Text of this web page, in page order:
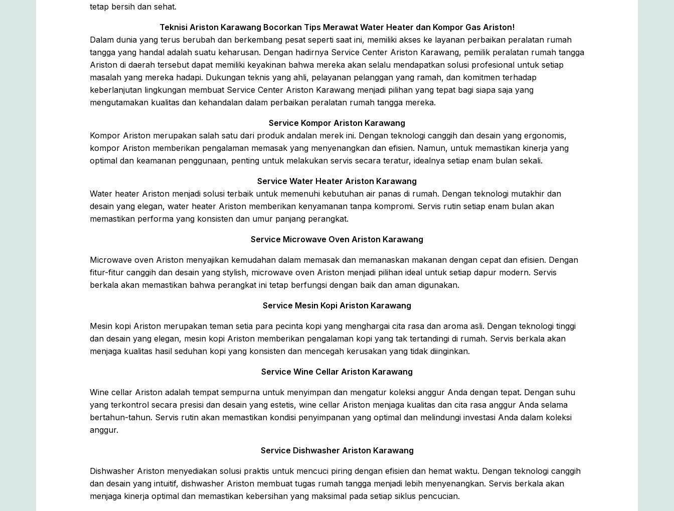
tetap bersih dan sehat.
Teknisi Ariston Karawang Bocorkan Tips Merawat Water Heater dan Kompor Gas Ariston!
Dalam dunia yang terus berubah dan berkembang pesat seperti saat ini, memiliki akses ke layanan perbaikan peralatan rumah
tangga yang handal adalah suatu keharusan. Dengan hadirnya Service Center Ariston Karawang, pemilik peralatan rumah tangga
Ariston di daerah tersebut dapat memiliki keyakinan bahwa mereka akan selalu mendapatkan solusi profesional untuk setiap
masalah yang mereka hadapi. Dukungan teknis yang ahli, pelayanan pelanggan yang ramah, dan komitmen terhadap
keberlanjutan lingkungan membuat Service Center Ariston Karawang menjadi pilihan yang tepat bagi siapa saja yang
mengutamakan kualitas dan kehandalan dalam perbaikan peralatan rumah tangga mereka.
Service Kompor Ariston Karawang
Kompor Ariston merupakan salah satu dari produk andalan merek ini. Dengan teknologi canggih dan desain yang ergonomis,
kompor Ariston memberikan pengalaman memasak yang menyenangkan dan efisien. Namun, untuk memastikan kinerja yang
optimal dan keamanan penggunaan, penting untuk melakukan servis secara teratur, idealnya setiap enam bulan sekali.
Service Water Heater Ariston Karawang
Water heater Ariston menjadi solusi terbaik untuk memenuhi kebutuhan air panas di rumah. Dengan teknologi mutakhir dan
desain yang elegan, water heater Ariston memberikan kenyamanan tanpa kompromi. Servis rutin setiap enam bulan akan
memastikan performa yang konsisten dan umur panjang perangkat.
Service Microwave Oven Ariston Karawang
Microwave oven Ariston menyajikan kemudahan dalam memasak dan memanaskan makanan dengan cepat dan efisien. Dengan
fitur-fitur canggih dan desain yang stylish, microwave oven Ariston menjadi pilihan ideal untuk setiap dapur modern. Servis
berkala akan memastikan bahwa perangkat ini tetap berfungsi dengan baik dan aman digunakan.
Service Mesin Kopi Ariston Karawang
Mesin kopi Ariston merupakan teman setia para pecinta kopi yang menghargai cita rasa dan aroma asli. Dengan teknologi tinggi
dan desain yang elegan, mesin kopi Ariston memberikan pengalaman kopi yang tak tertandingi di rumah. Servis berkala akan
menjaga kualitas hasil seduhan kopi yang konsisten dan mencegah kerusakan yang tidak diinginkan.
Service Wine Cellar Ariston Karawang
Wine cellar Ariston adalah tempat sempurna untuk menyimpan dan mengatur koleksi anggur Anda dengan tepat. Dengan suhu
yang terkontrol secara presisi dan desain yang estetis, wine cellar Ariston menjaga kualitas dan cita rasa anggur Anda selama
bertahun-tahun. Servis rutin akan memastikan kondisi penyimpanan yang optimal dan melindungi investasi Anda dalam koleksi
anggur.
Service Dishwasher Ariston Karawang
Dishwasher Ariston menyediakan solusi praktis untuk mencuci piring dengan efisien dan hemat waktu. Dengan teknologi canggih
dan desain yang intuitif, dishwasher Ariston membuat tugas rumah tangga menjadi lebih menyenangkan. Servis berkala akan
menjaga kinerja optimal dan memastikan kebersihan yang maksimal pada setiap siklus pencucian.